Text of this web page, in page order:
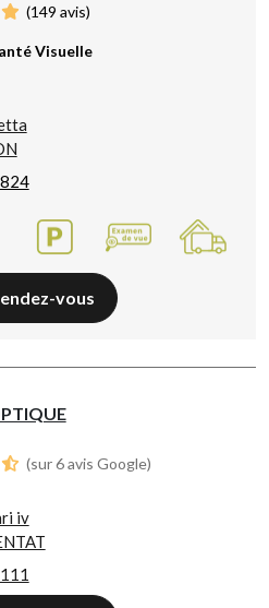
(149 avis)
Visuelle
vous
(sur 6 avis Google)
iv